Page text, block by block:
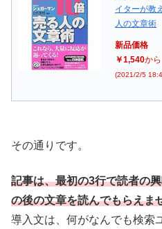
イターが教
人の文章術
新品価格
￥1,540から
(2021/2/5
その通りです。
記事は、最初の3行で読者の
の後の文章を読んでもらえま
導入文は、何がなんでも検索